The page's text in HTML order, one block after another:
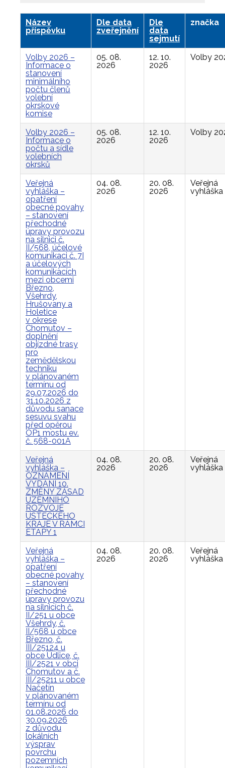
Název
příspěvku
Dle data
zveřejnění
Dle
data
sejmutí
značka
Volby 2026 –
Informace o
stanovení
minimálního
počtu členů
volební
okrskové
komise
05. 08.
2026
12. 10.
2026
Volby
Volby 2026 –
Informace o
počtu a sídle
volebních
okrsků
05. 08.
2026
12. 10.
2026
Volby
Veřejná
vyhláška –
opatření
obecné povahy
– stanovení
přechodné
úpravy provozu
na silnici č.
II/568, účelové
komunikaci č. 7I
a účelových
komunikacích
mezi obcemi
Březno,
Všehrdy,
Hrušovany a
Holetice
v okrese
Chomutov –
doplnění
objízdné trasy
pro
zemědělskou
techniku
v plánovaném
termínu od
29.07.2026 do
31.10.2026 z
důvodu sanace
sesuvu svahu
před opěrou
OP1 mostu ev.
č. 568-001A
04. 08.
2026
20. 08.
2026
Veřejná
vyhláška
Veřejná
vyhláška –
OZNÁMENÍ
VYDÁNÍ 10.
ZMĚNY ZÁSAD
ÚZEMNÍHO
ROZVOJE
ÚSTECKÉHO
KRAJE V RÁMCI
ETAPY 1
04. 08.
2026
20. 08.
2026
Veřejná
vyhláška
Veřejná
vyhláška –
opatření
obecné povahy
– stanovení
přechodné
úpravy provozu
na silnicích č.
II/251 u obce
Všehrdy, č.
II/568 u obce
Březno, č.
III/25124 u
obce Údlice, č.
III/2521 v obci
Chomutov a č.
III/25211 u obce
Načetín
v plánovaném
termínu od
01.08.2026 do
30.09.2026
z důvodu
lokálních
výsprav
povrchu
pozemních
04. 08.
2026
20. 08.
2026
Veřejná
vyhláška